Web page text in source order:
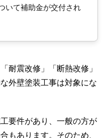
いて補助金が交付され
耐震改修」「断熱改修」
外壁塗装工事は対象にな
要件があり、一般の方が
もあります。そのため、